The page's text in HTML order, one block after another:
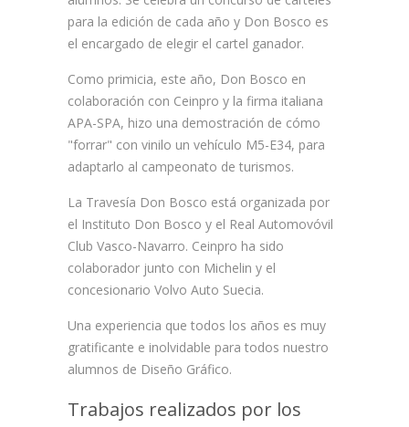
para la edición de cada año y Don Bosco es
el encargado de elegir el cartel ganador.
Como primicia, este año, Don Bosco en
colaboración con Ceinpro y la firma italiana
APA-SPA, hizo una demostración de cómo
"forrar" con vinilo un vehículo M5-E34, para
adaptarlo al campeonato de turismos.
La Travesía Don Bosco está organizada por
el Instituto Don Bosco y el Real Automovóvil
Club Vasco-Navarro. Ceinpro ha sido
colaborador junto con Michelin y el
concesionario Volvo Auto Suecia.
Una experiencia que todos los años es muy
gratificante e inolvidable para todos nuestro
alumnos de Diseño Gráfico.
Trabajos realizados por los